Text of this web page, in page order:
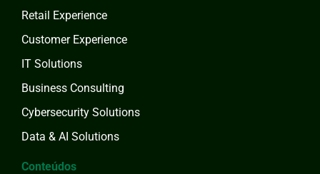
Retail Experience
Customer Experience
IT Solutions
Business Consulting
Cybersecurity Solutions
Data & AI Solutions
Conteúdos